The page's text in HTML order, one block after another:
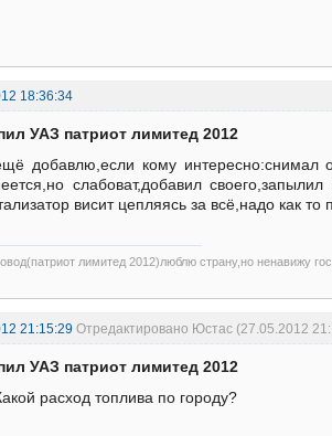
18:36:34
УАЗ патриот лимитед 2012
добавлю,если кому интересно:снимал
слабоват,добавил
висит цепляясь за всё,надо как
лимитед 2012)люблю страну,но ненавижу
21:15:29 Отредактировано Юстас (27.05.2012
УАЗ патриот лимитед 2012
расход топлива по городу?